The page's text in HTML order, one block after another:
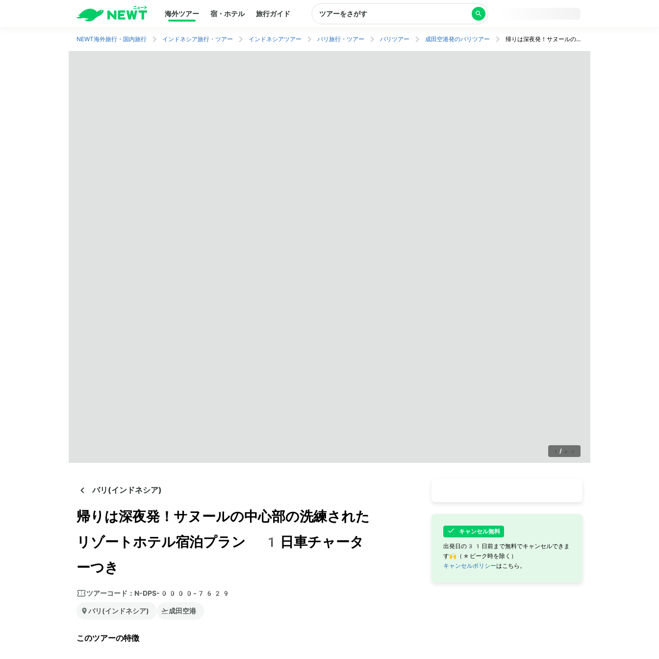
海外ツアー 宿・ホテル 旅行ガイド ツアーをさがす
NEWT海外旅行・国内旅行 インドネシア旅行・ツアー インドネシアツアー バリ旅行・ツアー バリツアー 成田空港発のバリツアー 帰りは深夜発！サヌールの中心部の洗練されたリゾートホテル宿泊プラン 1日車チャーターつき
1 / 37
バリ(インドネシア)
帰りは深夜発！サヌールの中心部の洗練された
リゾートホテル宿泊プラン 1日車チャータ
ーつき
ツアーコード： N-DPS-0000-7629
バリ(インドネシア) 成田空港
このツアーの特徴
キャンセル無料
出発日の31日前まで無料でキャンセルできま
す🙌（*ピーク時を除く）
キャンセルポリシーはこちら。